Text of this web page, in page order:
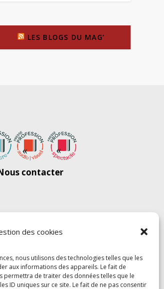
des cookies
nous utilisons des technologies telles que les
aux informations des appareils. Le fait de
permettra de traiter des données telles que le
ID uniques sur ce site. Le fait de ne pas consentir
LES BLOGS DU MAG’
contacter